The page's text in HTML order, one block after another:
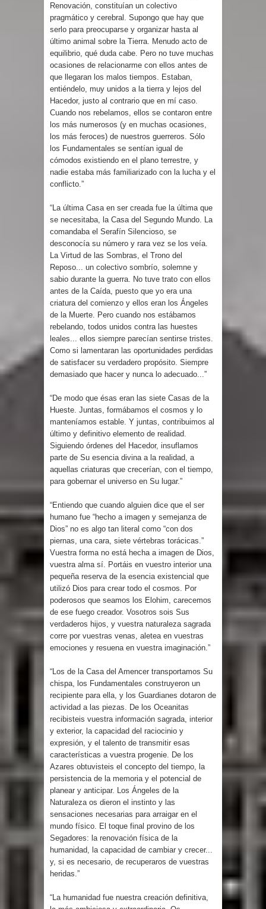
Renovación, constituían un colectivo
pragmático y cerebral. Supongo que hay que
serlo para preocuparse y organizar hasta al
último animal sobre la Tierra. Menudo acto de
equilibrio, qué duda cabe. Pero no tuve muchas
ocasiones de relacionarme con ellos antes de
que llegaran los malos tiempos. Estaban,
entiéndelo, muy unidos a la tierra y lejos del
Hacedor, justo al contrario que en mí caso.
Cuando nos rebelamos, ellos se contaron entre
los más numerosos (y en muchas ocasiones,
los más feroces) de nuestros guerreros. Sólo
los Fundamentales se sentían igual de
cómodos existiendo en el plano terrestre, y
nadie estaba más familiarizado con la lucha y el
conflicto.”
“La última Casa en ser creada fue la última que
se necesitaba, la Casa del Segundo Mundo. La
comandaba el Serafín Silencioso, se
desconocía su número y rara vez se los veía.
La Virtud de las Sombras, el Trono del
Reposo... un colectivo sombrío, solemne y
sabio durante la guerra. No tuve trato con ellos
antes de la Caída, puesto que yo era una
criatura del comienzo y ellos eran los Ángeles
de la Muerte. Pero cuando nos estábamos
rebelando, todos unidos contra las huestes
leales... ellos siempre parecían sentirse tristes.
Como si lamentaran las oportunidades perdidas
de satisfacer su verdadero propósito. Siempre
demasiado que hacer y nunca lo adecuado...”
“De modo que ésas eran las siete Casas de la
Hueste. Juntas, formábamos el cosmos y lo
manteníamos estable. Y juntas, contribuimos al
último y definitivo elemento de realidad.
Siguiendo órdenes del Hacedor, insuflamos
parte de Su esencia divina a la realidad, a
aquellas criaturas que crecerían, con el tiempo,
para gobernar el universo en Su lugar.”
“Entiendo que cuando alguien dice que el ser
humano fue “hecho a imagen y semejanza de
Dios” no es algo tan literal como “con dos
piernas, una cara, siete vértebras torácicas.”
Vuestra forma no está hecha a imagen de Dios,
vuestra alma sí. Portáis en vuestro interior una
pequeña reserva de la esencia existencial que
utilizó Dios para crear todo el cosmos. Por
poderosos que seamos los Elohim, carecemos
de ese fuego creador. Vosotros sois Sus
verdaderos hijos, y vuestra naturaleza sagrada
corre por vuestras venas, aletea en vuestras
emociones y resuena en vuestra imaginación.”
“Los de la Casa del Amencer transportamos Su
chispa, los Fundamentales construyeron un
recipiente para ella, y los Guardianes dotaron de
actividad a las piezas. De los Oceanitas
recibisteis vuestra información sagrada, interior
y exterior, la capacidad del raciocinio y
expresión, y el talento de transmitir esas
características a vuestra progenie. De los
Azares obtuvisteis el concepto del tiempo, la
persistencia de la memoria y el potencial de
planear y anticipar. Los Ángeles de la
Naturaleza os dieron el instinto y las
sensaciones necesarias para arraigar en el
mundo físico. El toque final provino de los
Segadores: la renovación física de la
humanidad, la capacidad de cambiar y crecer...
y, si es necesario, de recuperaros de vuestras
heridas.”
“La humanidad fue nuestra creación definitiva,